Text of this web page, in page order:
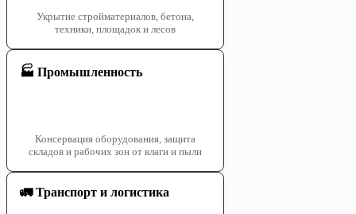
Укрытие стройматериалов, бетона,
техники, площадок и лесов
🏭 Промышленность
Консервация оборудования, защита
складов и рабочих зон от влаги и пыли
🚛 Транспорт и логистика